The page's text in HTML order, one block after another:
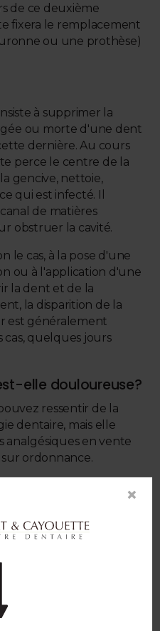
de ce deuxième
fixera le remplacement
ou une prothèse)
à supprimer la
ou morte d'une dent
dernière. Au cours
perce le centre de la
gencive, nettoie,
qui est infecté. Il
de matières
obstruer la cavité.
le cas, à la pose d'une
ou à l'application d'une
la dent et de la
la disparition de la
est généralement
cas, quelques jours
elle douloureuse?
ressentir de la
dentaire, mais elle
analgésiques en vente
ordonnance.
est généralement de
rapide et en
conseils à l'esprit :
×